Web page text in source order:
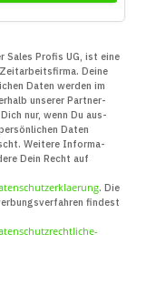
Sales Profis UG, ist eine
Deine
Daten werden im
unserer Partner­
nur, wenn Du aus­
Daten
Weitere Infor­ma­
Dein Recht auf
. Die
findest